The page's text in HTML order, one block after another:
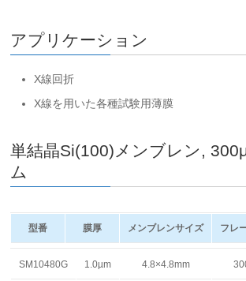
アプリケーション
X線回折
X線を用いた各種試験用薄膜
単結晶Si(100)メンブレン,
ム
型番 膜厚 メンブレンサイズ フレ
SM10480G 1.0µm 4.8×4.8mm